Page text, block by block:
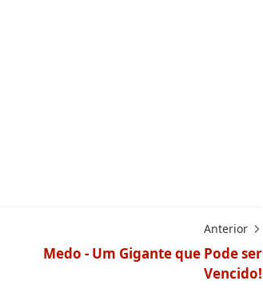
Anterior
Medo - Um Gigante que Pode ser
Vencido!